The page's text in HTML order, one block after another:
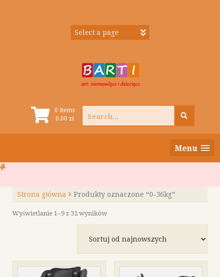
0 items
0.00 zł
for:
Menu
Strona główna Produkty oznaczone “0-36kg”
Wyświetlanie 1–9 z 32 wynikówPosortowane